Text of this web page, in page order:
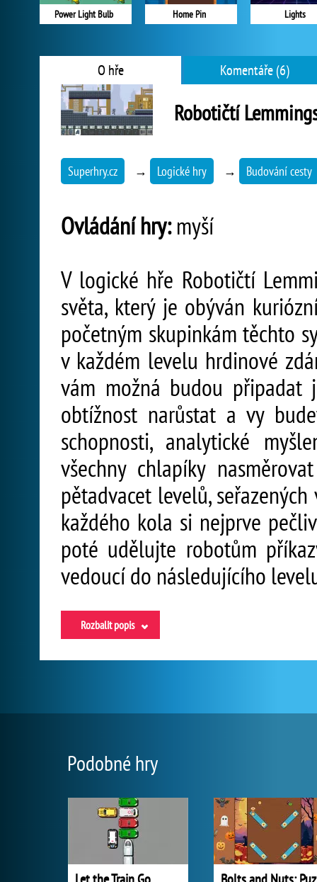
Power Light Bulb Home Pin Lights
O hře Komentáře (6)
Robotičtí
Superhry.cz → Logické hry → Budování cesty
Ovládání hry:myší
V logické hře Robotičtí
světa, který je obýván
početným skupinkám těchto
v každém levelu hrdinové
vám možná budou připadat
obtížnost narůstat a vy
schopnosti, analytické
všechny chlapíky
pětadvacet levelů,
každého kola si nejprve
poté udělujte robotům
vedoucí do následujícího
Rozbalit popis
Podobné hry